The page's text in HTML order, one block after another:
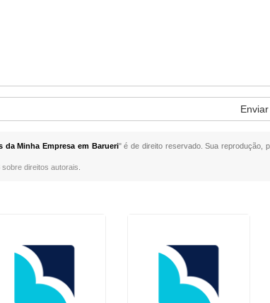
Enviar
da Minha Empresa em Barueri" é de direito reservado. Sua reprodução,
sobre direitos autorais